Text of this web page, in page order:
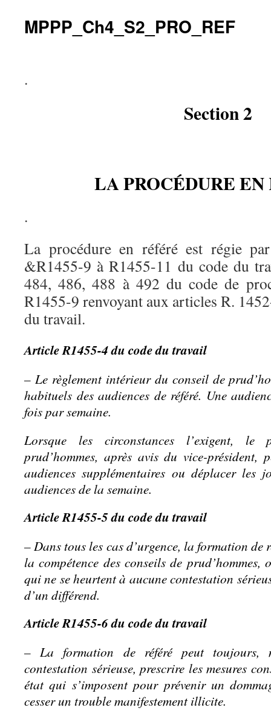
MPPP_Ch4_S2_PRO_REF
.
Section 2
LA PROCÉDURE EN
.
La procédure en référé est régie
&R1455-9 à R1455-11 du code du
484, 486, 488 à 492 du code de
R1455-9 renvoyant aux articles R.
du travail.
Article R1455-4 du code du travail
– Le règlement intérieur du conseil de
habituels des audiences de référé. Une
fois par semaine.
Lorsque les circonstances l’exigent, le
prud’hommes, après avis du vice-
audiences supplémentaires ou déplacer
audiences de la semaine.
Article R1455-5 du code du travail
– Dans tous les cas d’urgence, la formation de
la compétence des conseils de prud’hommes,
qui ne se heurtent à aucune contestation
d’un différend.
Article R1455-6 du code du travail
– La formation de référé peut toujours,
contestation sérieuse, prescrire les mesures
état qui s’imposent pour prévenir un
cesser un trouble manifestement illicite.